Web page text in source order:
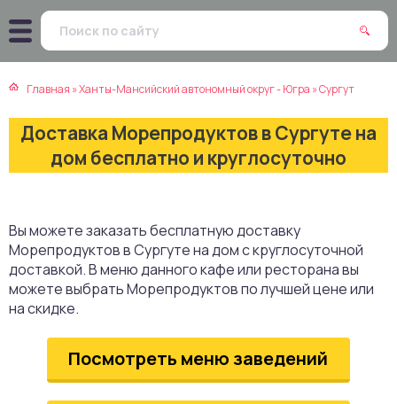
Главная »Ханты-Мансийский автономный округ - Югра »Сургут
Доставка Морепродуктов в Сургуте на
дом бесплатно и круглосуточно
Вы можете заказать бесплатную доставку
Морепродуктов в Сургуте на дом с круглосуточной
доставкой. В меню данного кафе или ресторана вы
можете выбрать Морепродуктов по лучшей цене или
на скидке.
Посмотреть меню заведений
кухня
кухня
кухня